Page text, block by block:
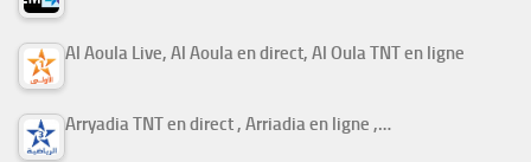
Al Aoula Live, Al Aoula en direct, Al Oula TNT en ligne
Arryadia TNT en direct , Arriadia en ligne ,…